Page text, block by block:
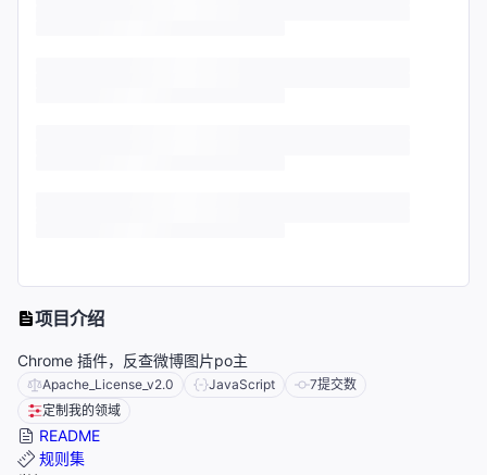
项目介绍
Chrome 插件，反查微博图片po主
Apache_License_v2.0 JavaScript 7提交数
定制我的领域
README
规则集